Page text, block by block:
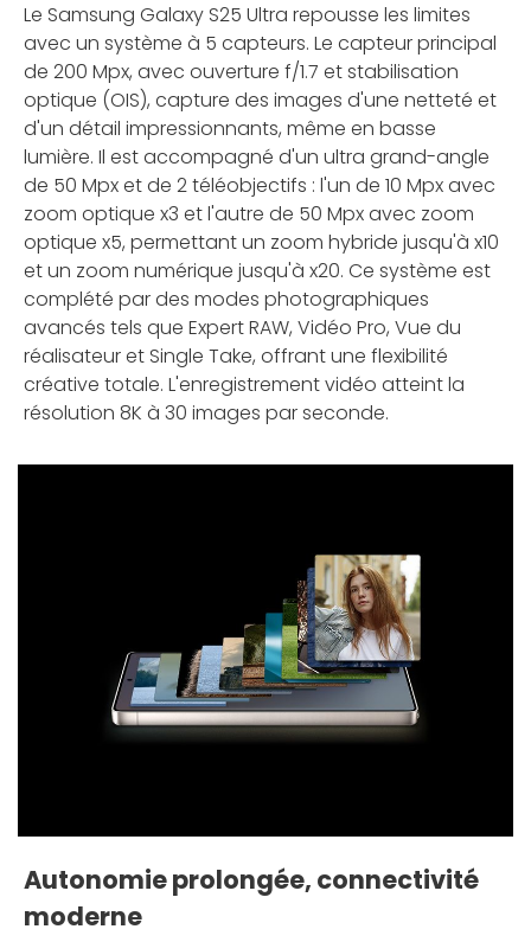
Le Samsung Galaxy S25 Ultra repousse les limites
avec un système à 5 capteurs. Le capteur principal
de 200 Mpx, avec ouverture f/1.7 et stabilisation
optique (OIS), capture des images d'une netteté et
d'un détail impressionnants, même en basse
lumière. Il est accompagné d'un ultra grand-angle
de 50 Mpx et de 2 téléobjectifs : l'un de 10 Mpx avec
zoom optique x3 et l'autre de 50 Mpx avec zoom
optique x5, permettant un zoom hybride jusqu'à x10
et un zoom numérique jusqu'à x20. Ce système est
complété par des modes photographiques
avancés tels que Expert RAW, Vidéo Pro, Vue du
réalisateur et Single Take, offrant une flexibilité
créative totale. L'enregistrement vidéo atteint la
résolution 8K à 30 images par seconde.
Autonomie prolongée, connectivité
moderne